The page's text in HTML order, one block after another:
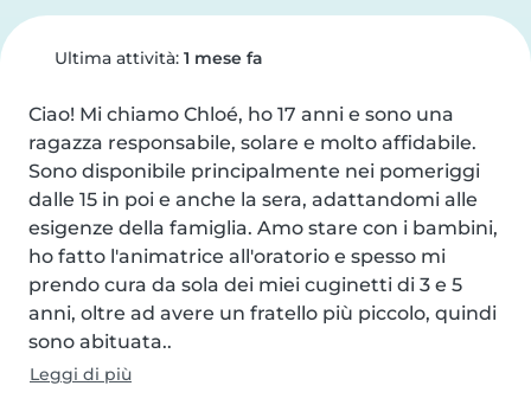
Ultima attività: 1 mese fa
Ciao! Mi chiamo Chloé, ho 17 anni e sono una
ragazza responsabile, solare e molto affidabile.
Sono disponibile principalmente nei pomeriggi
dalle 15 in poi e anche la sera, adattandomi alle
esigenze della famiglia. Amo stare con i bambini,
ho fatto l'animatrice all'oratorio e spesso mi
prendo cura da sola dei miei cuginetti di 3 e 5
anni, oltre ad avere un fratello più piccolo, quindi
sono abituata..
Leggi di più